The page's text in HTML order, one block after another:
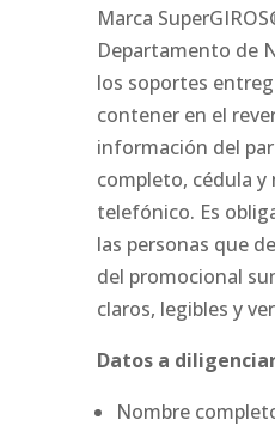
Marca
Departamento de
los soportes
contener en el
información del
completo, cédula y
telefónico. Es
las personas que
del promocional
claros, legibles y
Datos a
Nombre